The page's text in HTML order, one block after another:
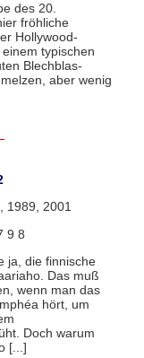
des 20.
fröhliche
Hollywood-
typischen
Blechblas-
aber wenig
1989, 2001
9 8
ja, die finnische
Das muß
wenn man das
hört, um
Doch warum
[...]